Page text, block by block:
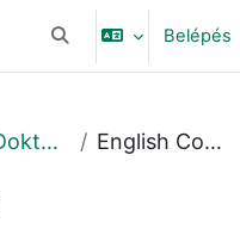
Keresési bemeneti
Belépés
Doktori Iskola English Course/ Spring